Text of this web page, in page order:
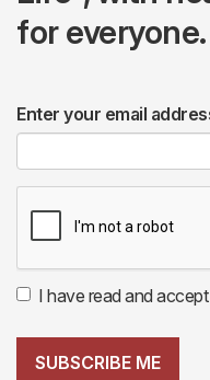
for everyone.
Enter your email
I have read and
SUBSCRIBE ME